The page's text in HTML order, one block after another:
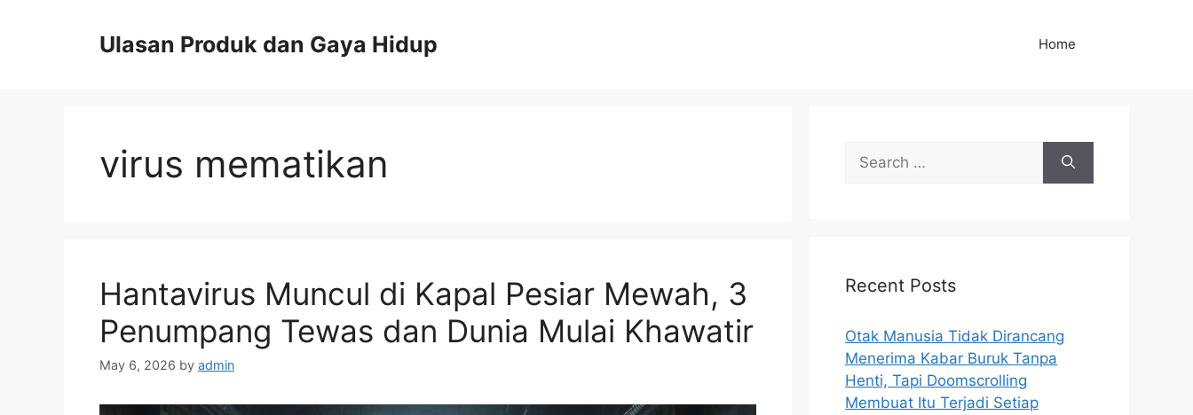
Ulasan Produk dan Gaya Hidup Home
virus mematikan
Hantavirus Muncul di Kapal Pesiar Mewah, 3
Penumpang Tewas dan Dunia Mulai Khawatir
May 6, 2026 by admin
f
r
:
Recent Posts
Otak Manusia Tidak Dirancang
Menerima Kabar Buruk Tanpa
Henti, Tapi Doomscrolling
Membuat Itu Terjadi Setiap